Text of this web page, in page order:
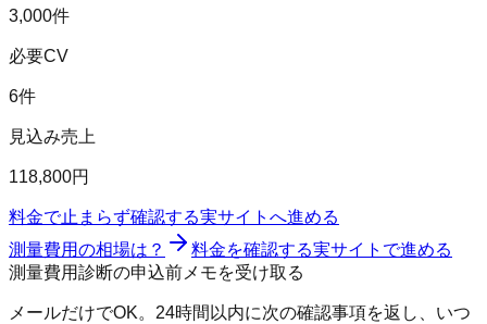
3,000件
必要CV
6件
見込み売上
118,800円
料金で止まらず確認する実サイトへ進める
測量費用の相場は？
料金を確認する実サイトで進める
測量費用診断の申込前メモを受け取る
メールだけでOK。24時間以内に次の確認事項を返し、いつ